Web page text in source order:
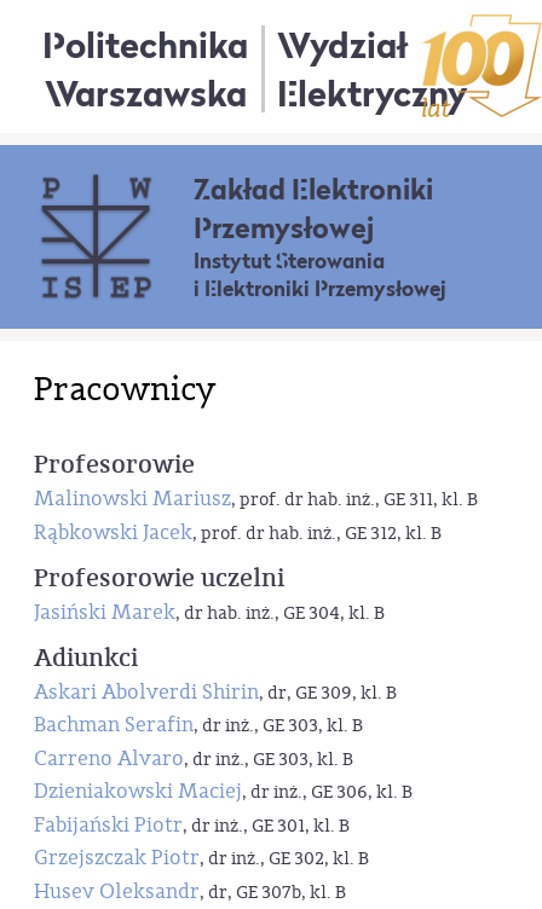
Politechnika
Warszawska
Wydział
Elektryczny
Zakład Elektroniki
Przemysłowej
Instytut Sterowania
i Elektroniki Przemysłowej
Pracownicy
Profesorowie
Malinowski Mariusz, prof. dr hab. inż., GE 311, kl. B
Rąbkowski Jacek, prof. dr hab. inż., GE 312, kl. B
Profesorowie uczelni
Jasiński Marek, dr hab. inż., GE 304, kl. B
Adiunkci
Askari Abolverdi Shirin, dr, GE 309, kl. B
Bachman Serafin, dr inż., GE 303, kl. B
Carreno Alvaro, dr inż., GE 303, kl. B
Dzieniakowski Maciej, dr inż., GE 306, kl. B
Fabijański Piotr, dr inż., GE 301, kl. B
Grzejszczak Piotr, dr inż., GE 302, kl. B
Husev Oleksandr, dr, GE 307b, kl. B